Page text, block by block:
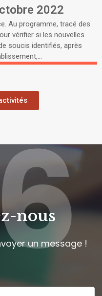
2022
Au programme, tracé des
vérifier si les nouvelles
soucis identifiés, après
nous
un message !